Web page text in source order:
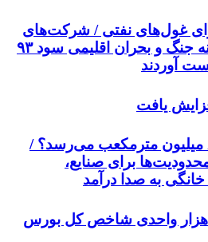
غول‌های نفتی / شرکت‌های
بزرگ نفتی در میانه جنگ و بحران اقلیمی سود ۹۳
آوردند
یافت
کسری گاز به ۸۴۰ میلیون مترمکعب می‌رسد؟ /
برای صنایع،
به صدا درآمد